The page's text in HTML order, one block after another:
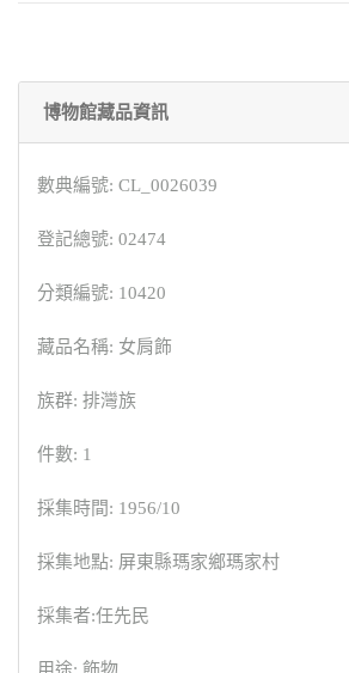
博物館藏品資訊
數典編號: CL_0026039
登記總號: 02474
分類編號: 10420
藏品名稱: 女肩飾
族群: 排灣族
件數: 1
採集時間: 1956/10
採集地點: 屏東縣瑪家鄉瑪家村
採集者:任先民
用途: 飾物